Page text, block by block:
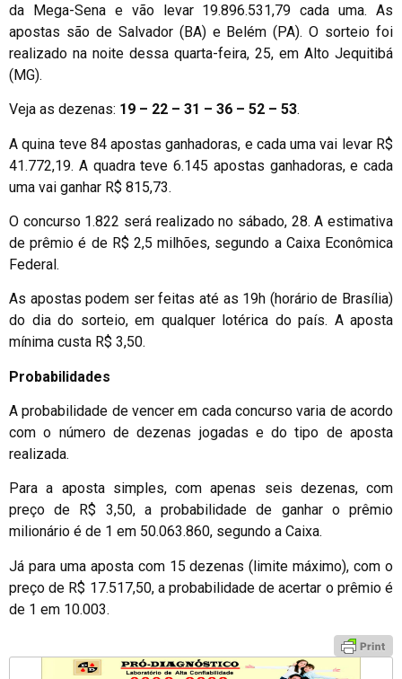
da Mega-Sena e vão levar 19.896.531,79 cada uma. As
apostas são de Salvador (BA) e Belém (PA). O sorteio foi
realizado na noite dessa quarta-feira, 25, em Alto Jequitibá
(MG).
Veja as dezenas: 19 – 22 – 31 – 36 – 52 – 53.
A quina teve 84 apostas ganhadoras, e cada uma vai levar R$
41.772,19. A quadra teve 6.145 apostas ganhadoras, e cada
uma vai ganhar R$ 815,73.
O concurso 1.822 será realizado no sábado, 28. A estimativa
de prêmio é de R$ 2,5 milhões, segundo a Caixa Econômica
Federal.
As apostas podem ser feitas até as 19h (horário de Brasília)
do dia do sorteio, em qualquer lotérica do país. A aposta
mínima custa R$ 3,50.
Probabilidades
A probabilidade de vencer em cada concurso varia de acordo
com o número de dezenas jogadas e do tipo de aposta
realizada.
Para a aposta simples, com apenas seis dezenas, com
preço de R$ 3,50, a probabilidade de ganhar o prêmio
milionário é de 1 em 50.063.860, segundo a Caixa.
Já para uma aposta com 15 dezenas (limite máximo), com o
preço de R$ 17.517,50, a probabilidade de acertar o prêmio é
de 1 em 10.003.